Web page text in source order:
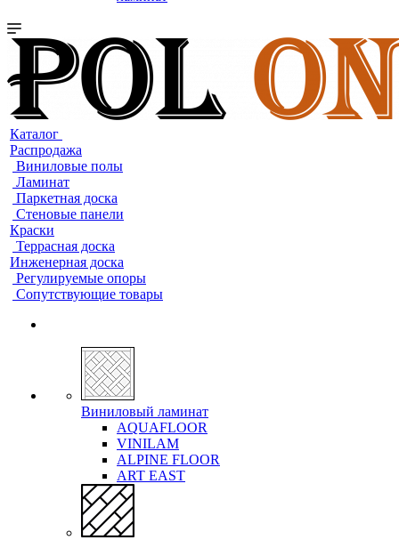
Каталог
Распродажа
Виниловые полы
Ламинат
Паркетная доска
Стеновые панели
Краски
Террасная доска
Инженерная доска
Регулируемые опоры
Сопутствующие товары
Виниловый ламинат
AQUAFLOOR
VINILAM
ALPINE FLOOR
ART EAST